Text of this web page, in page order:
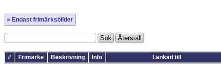
» Endast frimärksbilder
# Frimärke Beskrivning Info Länkad till